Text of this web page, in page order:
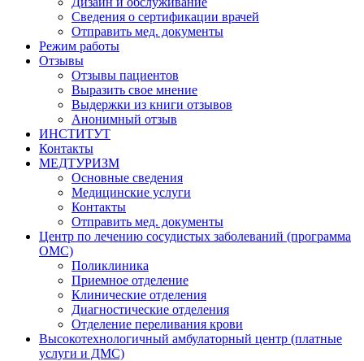
Сведения о сертификации врачей
Отправить мед. документы
Режим работы
Отзывы
Отзывы пациентов
Выразить свое мнение
Выдержки из книги отзывов
Анонимный отзыв
ИНСТИТУТ
Контакты
МЕДТУРИЗМ
Основные сведения
Медицинские услуги
Контакты
Отправить мед. документы
Центр по лечению сосудистых заболеваний (программа
ОМС)
Поликлиника
Приемное отделение
Клинические отделения
Диагностические отделения
Отделение переливания крови
Высокотехнологичный амбулаторный центр (платные
услуги и ДМС)